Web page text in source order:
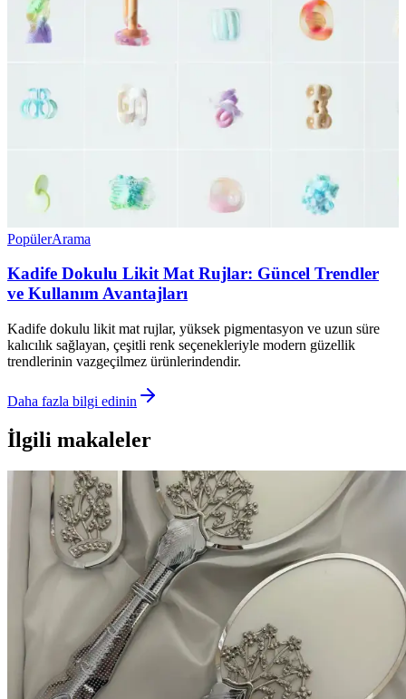
PopülerArama
Kadife Dokulu Likit Mat Rujlar: Güncel Trendler
ve Kullanım Avantajları
Kadife dokulu likit mat rujlar, yüksek pigmentasyon ve uzun süre
kalıcılık sağlayan, çeşitli renk seçenekleriyle modern güzellik
trendlerinin vazgeçilmez ürünlerindendir.
Daha fazla bilgi edinin
İlgili makaleler